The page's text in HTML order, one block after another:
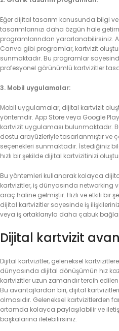
Eğer dijital tasarım konusunda bilgi
tasarımlarınızı daha özgün hale
programlarından yararlanabilirsiniz.
Canva gibi programlar, kartvizit
sunmaktadır. Bu programlar
profesyonel görünümlü kartvizitler
3. Mobil uygulamalar:
Mobil uygulamalar, dijital kartvizit
yöntemdir. App Store veya Google
kartvizit uygulaması bulunmaktadır.
dostu arayüzleriyle tasarlanmıştır ve
seçenekleri sunmaktadır. İstediğiniz
hızlı bir şekilde dijital kartvizitinizi
Bu yöntemleri kullanarak kolayca
kartvizitler, iş dünyasında networking
araç haline gelmiştir. Hızlı ve etkili bir
dijital kartvizitler sayesinde iş
veya iş ortaklarıyla daha çabuk
Dijital kartvizit
Dijital kartvizitler, geleneksel
dünyasında dijital dönüşümün hız
kartvizitler uzun zamandır tercih
Bu avantajlardan biri, dijital
olmasıdır. Geleneksel kartvizitlerden
ortamda kolayca paylaşılabilir ve
başkalarına iletebilirsiniz.